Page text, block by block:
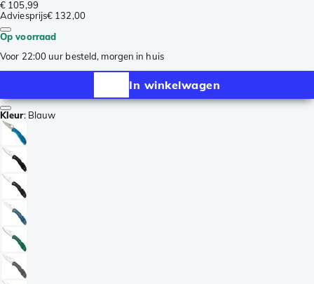
€ 105,99
Adviesprijs€ 132,00
Op voorraad
Voor 22:00 uur besteld, morgen in huis
In winkelwagen
Kleur: Blauw